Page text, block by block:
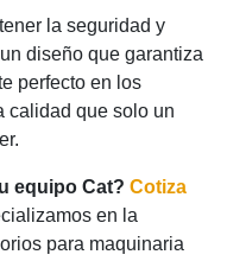
la seguridad y
diseño que garantiza
perfecto en los
calidad que solo un
equipo Cat? Cotiza
en la
para maquinaria